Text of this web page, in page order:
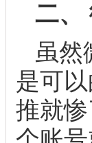
二、
虽然
是可
推就